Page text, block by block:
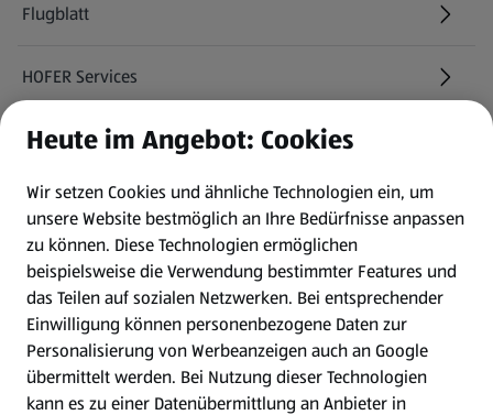
Flugblatt
HOFER Services
Newsletter
WhatsApp
Gewinnspiele
Mein HOFER. Meine Einkäufe.
Meine Meinung. Mein HOFER.
Heute im Angebot: Cookies
Wir setzen Cookies und ähnliche Technologien ein, um
unsere Website bestmöglich an Ihre Bedürfnisse anpassen
zu können. Diese Technologien ermöglichen
beispielsweise die Verwendung bestimmter Features und
das Teilen auf sozialen Netzwerken. Bei entsprechender
Einwilligung können personenbezogene Daten zur
Personalisierung von Werbeanzeigen auch an Google
übermittelt werden. Bei Nutzung dieser Technologien
kann es zu einer Datenübermittlung an Anbieter in